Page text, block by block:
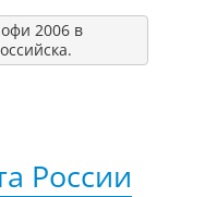
2006 в
России